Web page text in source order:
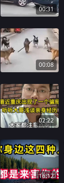
00:31
00:08
02:22
16:12